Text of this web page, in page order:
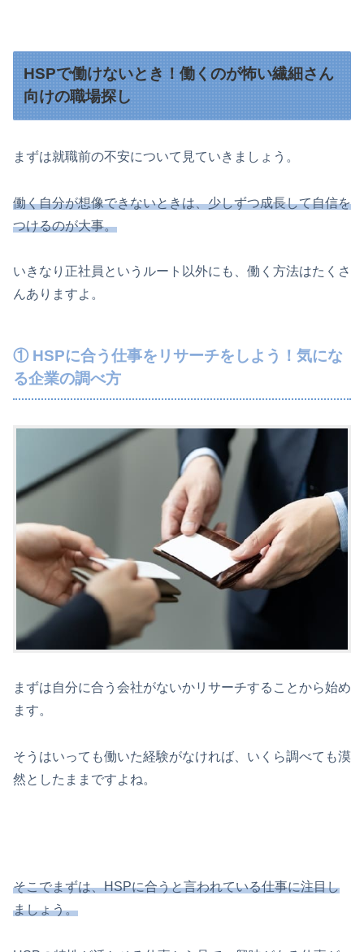
HSPで働けないとき！働くのが怖い繊細さん
向けの職場探し
まずは就職前の不安について見ていきましょう。
働く自分が想像できないときは、少しずつ成長して自信を
つけるのが大事。
いきなり正社員というルート以外にも、働く方法はたくさ
んありますよ。
① HSPに合う仕事をリサーチをしよう！気にな
る企業の調べ方
まずは自分に合う会社がないかリサーチすることから始め
ます。
そうはいっても働いた経験がなければ、いくら調べても漠
然としたままですよね。
そこでまずは、HSPに合うと言われている仕事に注目し
ましょう。